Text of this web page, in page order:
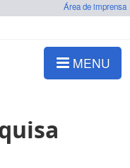
Área de imprensa
MENU